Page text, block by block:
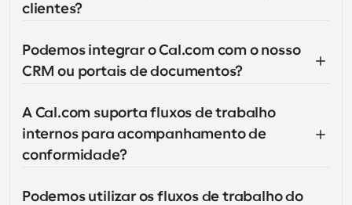
clientes?
Podemos integrar o Cal.com com o nosso
CRM ou portais de documentos?
A Cal.com suporta fluxos de trabalho
internos para acompanhamento de
conformidade?
Podemos utilizar os fluxos de trabalho do